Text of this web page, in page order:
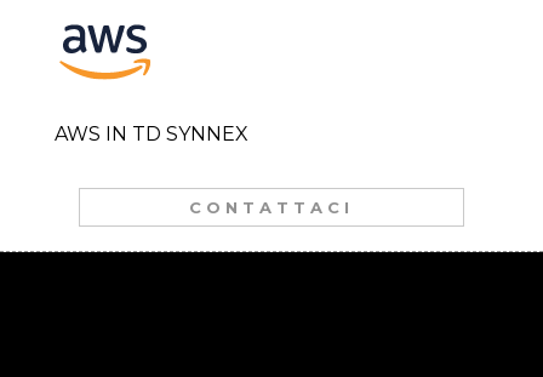
AWS IN TD SYNNEX
CONTATTACI